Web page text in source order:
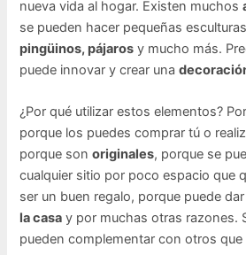
nueva vida al hogar. Existen muchos
se pueden hacer pequeñas
pingüinos, pájaros y mucho más.
puede innovar y crear una
¿Por qué utilizar estos elementos?
porque los puedes comprar tú o
porque sonoriginales, porque se
cualquier sitio por poco espacio que
ser un buen regalo, porque puede
la casa y por muchas otras razones.
pueden complementar con otros que